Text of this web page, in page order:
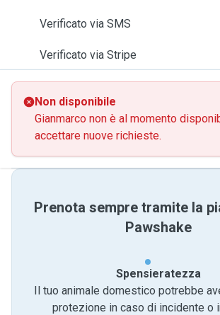
Verificato via SMS
Verificato via Stripe
Non disponibile
Gianmarco non è al momento
accettare nuove richieste.
Prenota sempre tramite la
Pawshake
Spensieratezza
Il tuo animale domestico potrebbe
protezione in caso di incidente o